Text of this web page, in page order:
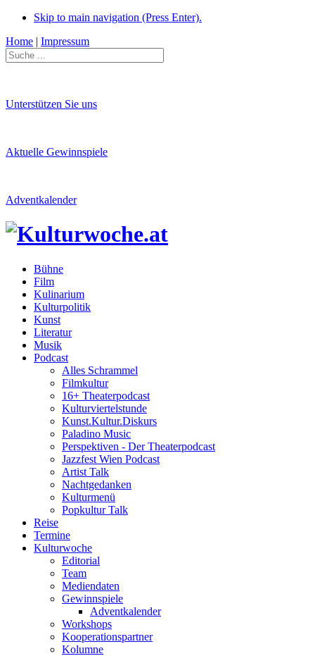
Skip to main navigation (Press Enter).
Home | Impressum
Unterstützen Sie uns
Aktuelle Gewinnspiele
Adventkalender
Bühne
Film
Kulinarium
Kulturpolitik
Kunst
Literatur
Musik
Podcast
Alles Schrammel
Filmkultur
16+ Theaterpodcast
Kulturviertelstunde
Kunst.Kultur.Diskurs
Paladino Music
Perspektiven - Der Theaterpodcast
Jazzfest Wien Podcast
Artist Talk
Nachtgedanken
Kulturmenü
Popkultur Talk
Reise
Termine
Kulturwoche
Editorial
Team
Mediendaten
Gewinnspiele
Adventkalender
Workshops
Kooperationspartner
Kolumne